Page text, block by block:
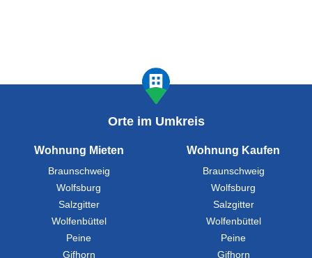
Orte im Umkreis
Wohnung Mieten
Braunschweig
Wolfsburg
Salzgitter
Wolfenbüttel
Peine
Gifhorn
Wohnung Kaufen
Braunschweig
Wolfsburg
Salzgitter
Wolfenbüttel
Peine
Gifhorn